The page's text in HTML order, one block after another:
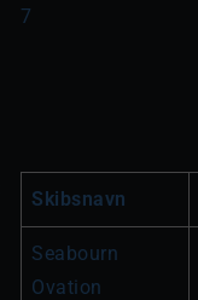
7
Skibsnavn
Seabourn
Ovation